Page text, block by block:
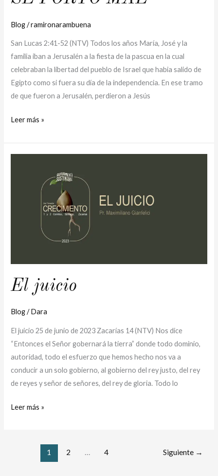
Blog/ramironarambuena
San Lucas 2:41-52 (NTV) Todos los años María, José y la
familia iban a Jerusalén a la fiesta de la pascua en la cual
celebraban la libertad del pueblo de Israel que habia salido de
Egipto como si fuera su día de la independencia. En ese tramo
de que fueron a Jerusalén, perdieron a Jesús
Leer más »
El juicio
Blog/Dara
El juicio 25 de junio de 2023 Zacarías 14 (NTV) Nos dice
“Entonces el Señor gobernará la tierra” donde todo dominio,
autoridad, todo el esfuerzo que hemos hecho nos va a
conducir a un solo gobierno, al gobierno del rey justo, del rey
de reyes y señor de señores, del rey de gloria. Todo lo
Leer más »
1 2 4 Siguiente →